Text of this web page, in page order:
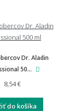
Dr. Aladin
50...
8,54 €
do košíka